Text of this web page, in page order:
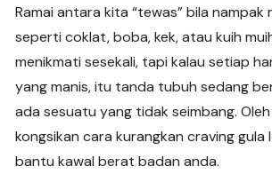
c
e
b
o
o
k
at
s
A
p
p
e
gr
a
m
ss
e
n
g
er
p
y
Li
n
k
Ramai antara kita “tewas” bila nampak
seperti coklat, boba, kek, atau kuih
menikmati sesekali, tapi kalau setiap
yang manis, itu tanda tubuh sedang
ada sesuatu yang tidak seimbang.
kongsikan cara kurangkan craving gula
bantu kawal berat badan anda.